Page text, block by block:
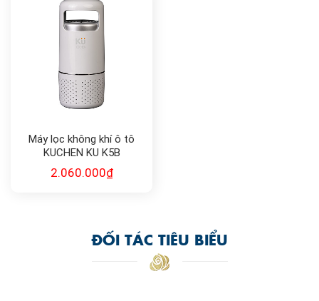
Máy lọc không khí ô tô
KUCHEN KU K5B
2.060.000₫
ĐỐI TÁC TIÊU BIỂU